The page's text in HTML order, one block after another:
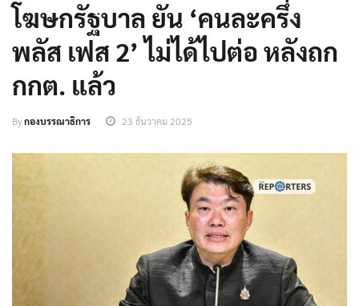
โฆษกรัฐบาล ยัน ‘คนละครึ่ง
พลัส เฟส 2’ ไม่ได้ไปต่อ หลังถก
กกต. แล้ว
Byกองบรรณาธิการ 23 ธันวาคม 2025